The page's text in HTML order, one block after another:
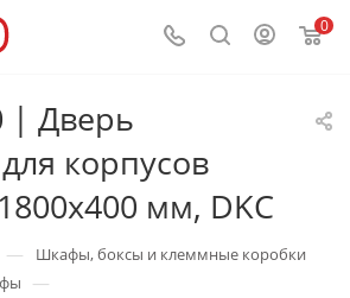
0
| Дверь
корпусов
мм, DKC
— Шкафы, боксы и клеммные коробки
—